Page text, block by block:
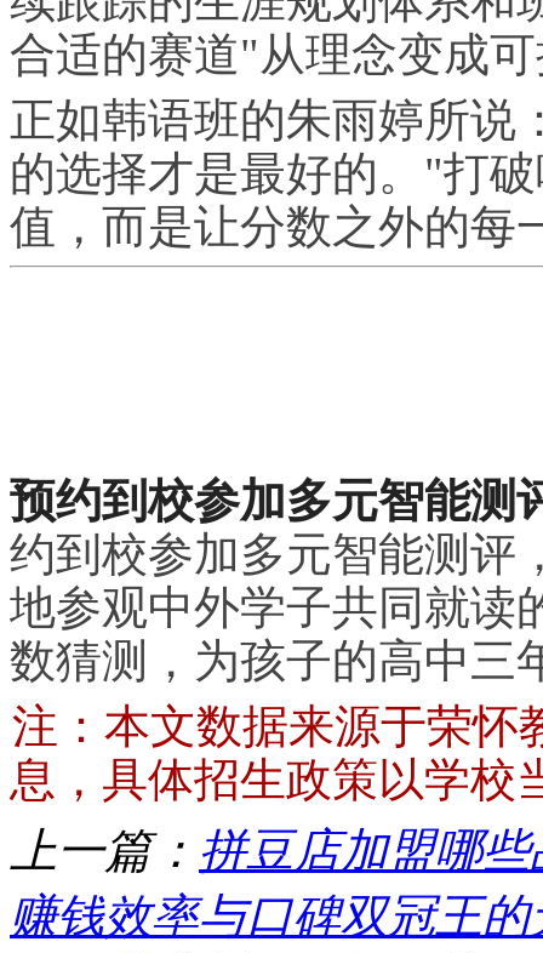
合适的赛道"从理念变成
正如韩语班的朱雨婷所说
的选择才是最好的。"打
值，而是让分数之外的每
预约到校参加多元智能测
约到校参加多元智能测评
地参观中外学子共同就读
数猜测，为孩子的高中三
注：本文数据来源于荣怀
息，具体招生政策以学校
上一篇： 拼豆店加盟哪
赚钱效率与口碑双冠王